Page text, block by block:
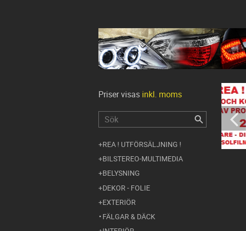
Priser visas inkl. moms
REA ! UTFÖRSÄLJNING !
BILSTEREO-MULTIMEDIA
BELYSNING
DEKOR - FOLIE
EXTERIÖR
FÄLGAR & DÄCK